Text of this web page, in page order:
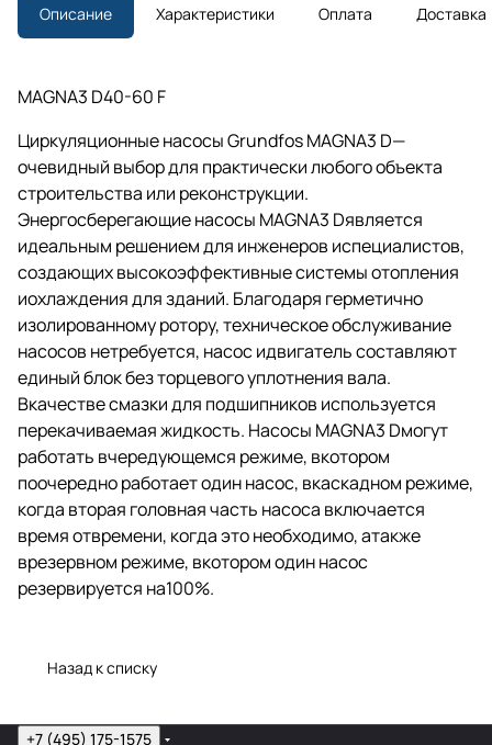
Описание Характеристики Оплата Доставка
MAGNA3 D40-60 F
Циркуляционные насосы Grundfos MAGNA3 D—
очевидный выбор для практически любого объекта
строительства или реконструкции.
Энергосберегающие насосы MAGNA3 Dявляется
идеальным решением для инженеров испециалистов,
создающих высокоэффективные системы отопления
иохлаждения для зданий. Благодаря герметично
изолированному ротору, техническое обслуживание
насосов нетребуется, насос идвигатель составляют
единый блок без торцевого уплотнения вала.
Вкачестве смазки для подшипников используется
перекачиваемая жидкость. Насосы MAGNA3 Dмогут
работать вчередующемся режиме, вкотором
поочередно работает один насос, вкаскадном режиме,
когда вторая головная часть насоса включается
время отвремени, когда это необходимо, атакже
врезервном режиме, вкотором один насос
резервируется на100%.
Назад к списку
+7 (495) 175-1575